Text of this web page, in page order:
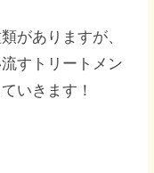
がありますが、
すトリートメン
いきます！